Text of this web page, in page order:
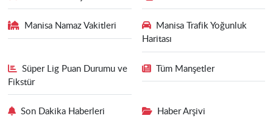
Manisa Namaz Vakitleri
Manisa Trafik Yoğunluk
Haritası
Süper Lig Puan Durumu ve
Fikstür
Tüm Manşetler
Son Dakika Haberleri Haber Arşivi